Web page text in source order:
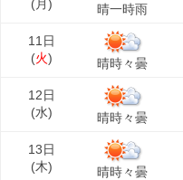
(月) 晴一時雨
11日
(火) 晴時々曇
12日
(水) 晴時々曇
13日
(木) 晴時々曇